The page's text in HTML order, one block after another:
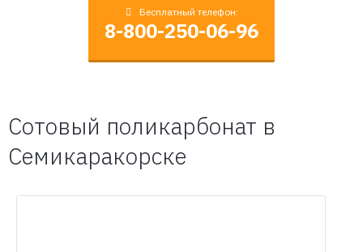
Бесплатный телефон:
8-800-250-06-96
Сотовый поликарбонат в
Семикаракорске